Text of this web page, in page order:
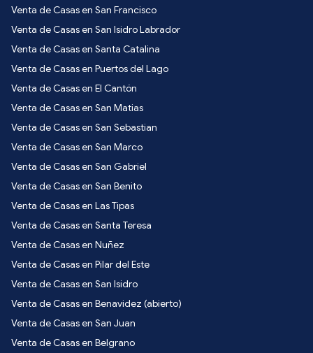
Venta de Casas en San Francisco
Venta de Casas en San Isidro Labrador
Venta de Casas en Santa Catalina
Venta de Casas en Puertos del Lago
Venta de Casas en El Cantón
Venta de Casas en San Matias
Venta de Casas en San Sebastian
Venta de Casas en San Marco
Venta de Casas en San Gabriel
Venta de Casas en San Benito
Venta de Casas en Las Tipas
Venta de Casas en Santa Teresa
Venta de Casas en Nuñez
Venta de Casas en Pilar del Este
Venta de Casas en San Isidro
Venta de Casas en Benavidez (abierto)
Venta de Casas en San Juan
Venta de Casas en Belgrano